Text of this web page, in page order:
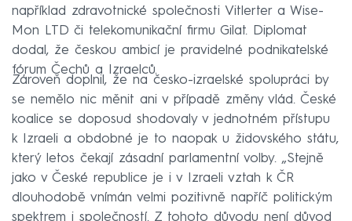
například zdravotnické společnosti Vitlerter a Wise-
Mon LTD či telekomunikační firmu Gilat. Diplomat
dodal, že českou ambicí je pravidelné podnikatelské
fórum Čechů a Izraelců.
Zároveň doplnil, že na česko-izraelské spolupráci by
se nemělo nic měnit ani v případě změny vlád. České
koalice se doposud shodovaly v jednotném přístupu
k Izraeli a obdobné je to naopak u židovského státu,
který letos čekají zásadní parlamentní volby. „Stejně
jako v České republice je i v Izraeli vztah k ČR
dlouhodobě vnímán velmi pozitivně napříč politickým
spektrem i společností. Z tohoto důvodu není důvod